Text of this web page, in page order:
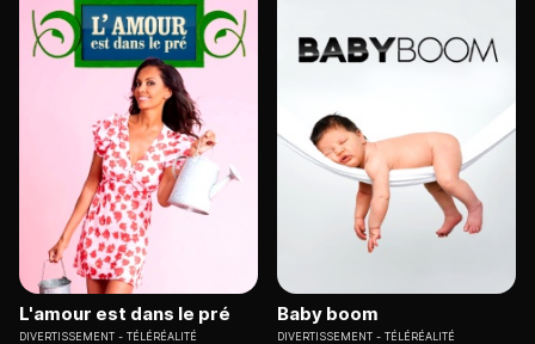
L'amour est dans le pré
DIVERTISSEMENT TÉLÉRÉALITÉ
Baby boom
DIVERTISSEMENT TÉLÉRÉALITÉ